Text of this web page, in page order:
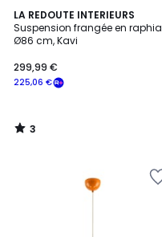
LA REDOUTE INTERIEURS
Suspension frangée en raphia
Ø86 cm, Kavi
225,06 €
299,99 €
3
/
5
3
/